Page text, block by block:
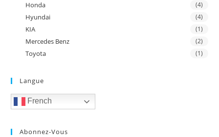
Honda (4)
Hyundai (4)
KIA (1)
Mercedes Benz (2)
Toyota (1)
Langue
French
Abonnez-Vous